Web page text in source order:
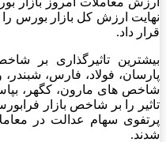
قرار داد.
بیشترین تاثیرگذاری بر
پارسان، فولاد، فارس،
شاخص های مارون، کگهر،
تاثیر را بر شاخص بازار
پرتفوی سهام عدالت در
شدند.